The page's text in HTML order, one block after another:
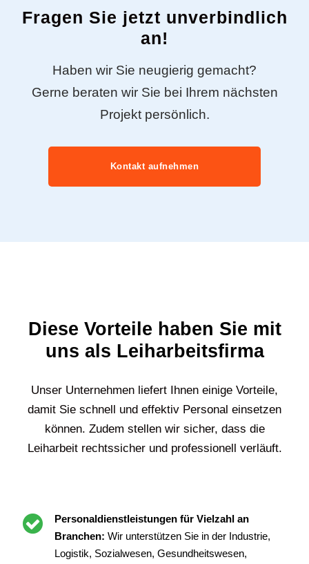
Fragen Sie jetzt unverbindlich
an!
Haben wir Sie neugierig gemacht?
Gerne beraten wir Sie bei Ihrem nächsten
Projekt persönlich.
Kontakt aufnehmen
Diese Vorteile haben Sie mit
uns als Leiharbeitsfirma
Unser Unternehmen liefert Ihnen einige Vorteile,
damit Sie schnell und effektiv Personal einsetzen
können. Zudem stellen wir sicher, dass die
Leiharbeit rechtssicher und professionell verläuft.
Personaldienstleistungen für Vielzahl an
Branchen: Wir unterstützen Sie in der Industrie,
Logistik, Sozialwesen, Gesundheitswesen,